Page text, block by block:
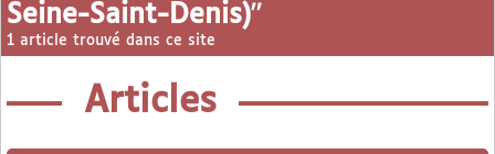
Seine-Saint-Denis)"
1 article trouvé dans ce site
Articles